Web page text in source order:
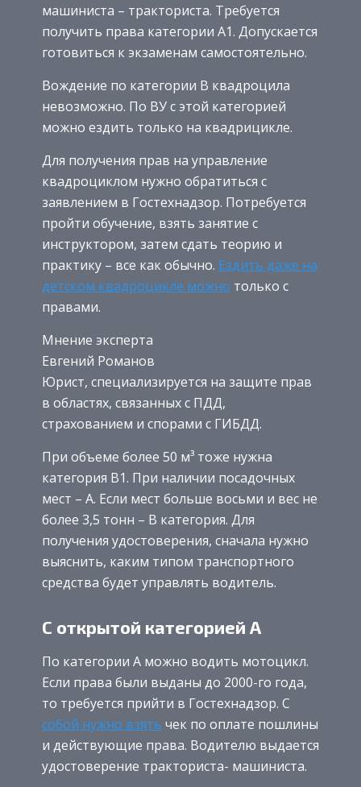
машиниста – тракториста. Требуется
получить права категории А1. Допускается
готовиться к экзаменам самостоятельно.
Вождение по категории В квадроцила
невозможно. По ВУ с этой категорией
можно ездить только на квадрицикле.
Для получения прав на управление
квадроциклом нужно обратиться с
заявлением в Гостехнадзор. Потребуется
пройти обучение, взять занятие с
инструктором, затем сдать теорию и
практику – все как обычно. Ездить даже на
детском квадроцикле можно только с
правами.
Мнение эксперта
Евгений Романов
Юрист, специализируется на защите прав
в областях, связанных с ПДД,
страхованием и спорами с ГИБДД.
При объеме более 50 м³ тоже нужна
категория В1. При наличии посадочных
мест – А. Если мест больше восьми и вес не
более 3,5 тонн – В категория. Для
получения удостоверения, сначала нужно
выяснить, каким типом транспортного
средства будет управлять водитель.
С открытой категорией А
По категории А можно водить мотоцикл.
Если права были выданы до 2000-го года,
то требуется прийти в Гостехнадзор. С
собой нужно взять чек по оплате пошлины
и действующие права. Водителю выдается
удостоверение тракториста- машиниста.